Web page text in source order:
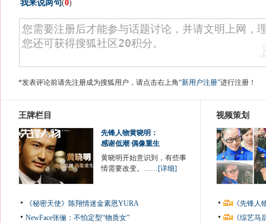
我来说两句(0)
*发表评论前请先注册成为搜狐用户，请点击右上角“新用户注册”进行注册！
王牌栏目
先锋人物黄晓明：
感谢低潮 偶像重生
黄晓明开始意识到，有些事
情需要改变。……[详细]
《秘密天使》陈翔情迷金素恩YURA
NewFace张俪：不怕定型“物质女”
视频策划
《先锋
《综艺